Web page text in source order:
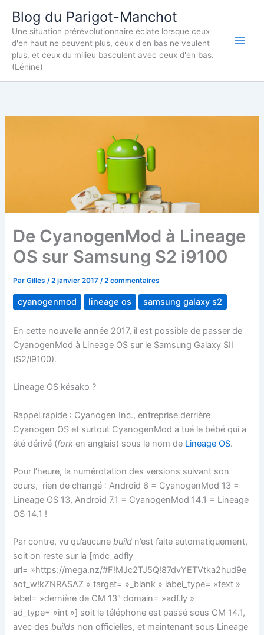
contenu
Blog du Parigot-Manchot
Une situation prérévolutionnaire éclate lorsque ceux
d'en haut ne peuvent plus, ceux d'en bas ne veulent
plus, et ceux du milieu basculent avec ceux d'en bas.
(Lénine)
De CyanogenMod à Lineage
OS sur Samsung S2 i9100
ParGilles /2 janvier 2017 /2 commentaires
cyanogenmod lineage os samsung galaxy s2
En cette nouvelle année 2017, il est possible de passer de
CyanogenMod à Lineage OS sur le Samsung Galaxy SII
(S2/i9100).
Lineage OS késako ?
Rappel rapide : Cyanogen Inc., entreprise derrière
Cyanogen OS et surtout CyanogenMod a tué le bébé qui a
été dérivé (fork en anglais) sous le nom de Lineage OS.
Pour l’heure, la numérotation des versions suivant son
cours, rien de changé : Android 6 = CyanogenMod 13 =
Lineage OS 13, Android 7.1 = CyanogenMod 14.1 = Lineage
OS 14.1 !
Par contre, vu qu’aucunebuild n’est faite automatiquement,
soit on reste sur la [mdc_adfly
url= »https://mega.nz/#F!MJc2TJ5Q!87dvYETVtka2hud9e
aot_w!kZNRASAZ » target= »_blank » label_type= »text »
label= »dernière de CM 13″ domain= »adf.ly »
ad_type= »int »] soit le téléphone est passé sous CM 14.1,
avec desbuilds non officielles, et maintenant sous Lineage